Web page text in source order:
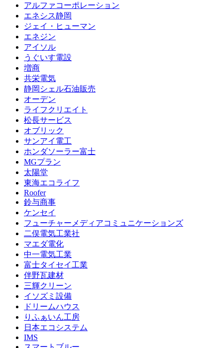
アルファコーポレーション
エネシス静岡
ジェイ・ヒューマン
エネジン
アイソル
うぐいす電設
増商
共栄電気
静岡シェル石油販売
オーデン
ライフクリエイト
松長サービス
オブリック
サンアイ電工
ホンダソーラー富士
MGプラン
太陽堂
東海エコライフ
Roofer
鈴与商事
ケンセイ
フューチャーメディアコミュニケーションズ
二俣電気工業社
マエダ電化
中一電気工業
富士タイセイ工業
伴野瓦建材
三輝クリーン
イソズミ設備
ドリームハウス
りふぁいん工房
日本エコシステム
IMS